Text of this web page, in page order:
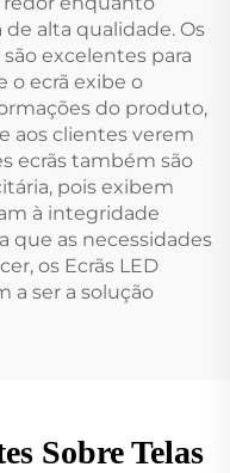
alta qualidade. Os
são excelentes para
o ecrã exibe o
do produto,
aos clientes verem
ecrãs também são
pois exibem
à integridade
que as necessidades
os Ecrãs LED
a ser a solução
Sobre Telas